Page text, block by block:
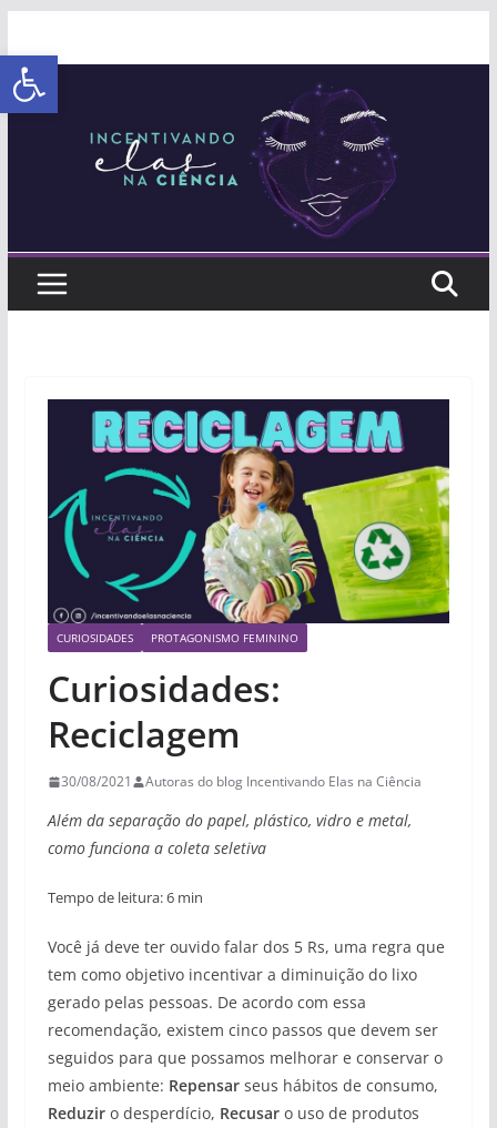
Abrir a barra de ferramentas
CURIOSIDADES PROTAGONISMO FEMININO
Curiosidades:
Reciclagem
30/08/2021 Autoras do blog Incentivando Elas na Ciência
Além da separação do papel, plástico, vidro e metal,
como funciona a coleta seletiva
Tempo de leitura: 6 min
Você já deve ter ouvido falar dos 5 Rs, uma regra que
tem como objetivo incentivar a diminuição do lixo
gerado pelas pessoas. De acordo com essa
recomendação, existem cinco passos que devem ser
seguidos para que possamos melhorar e conservar o
meio ambiente: Repensarseus hábitos de consumo,
Reduziro desperdício, Recusar o uso de produtos